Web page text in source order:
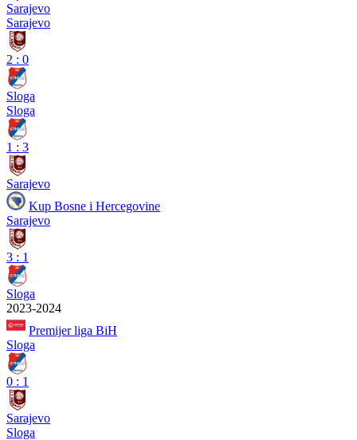
Sarajevo
Sarajevo
2 : 0
Sloga
Sloga
1 : 3
Sarajevo
Kup Bosne i Hercegovine
Sarajevo
3 : 1
Sloga
2023-2024
Premijer liga BiH
Sloga
0 : 1
Sarajevo
Sloga